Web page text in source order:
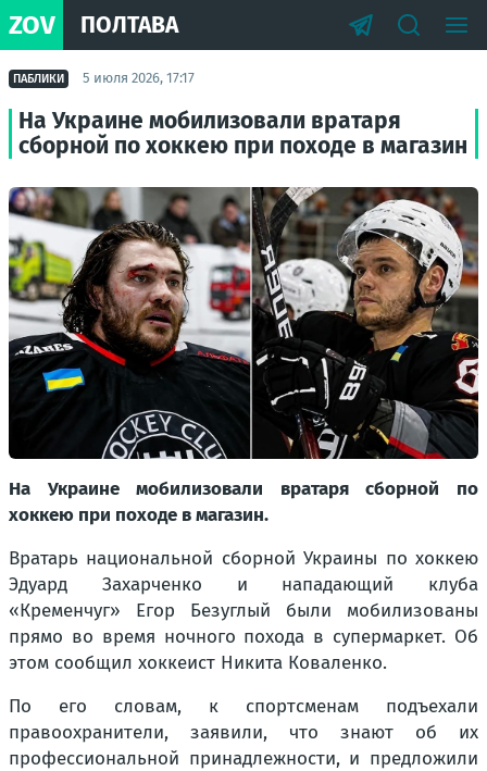
ZOV ПОЛТАВА
ПАБЛИКИ 5 июля 2026, 17:17
На Украине мобилизовали вратаря
сборной по хоккею при походе в магазин
На Украине мобилизовали вратаря сборной по
хоккею при походе в магазин.
Вратарь национальной сборной Украины по хоккею
Эдуард Захарченко и нападающий клуба
«Кременчуг» Егор Безуглый были мобилизованы
прямо во время ночного похода в супермаркет. Об
этом сообщил хоккеист Никита Коваленко.
По его словам, к спортсменам подъехали
правоохранители, заявили, что знают об их
профессиональной принадлежности, и предложили